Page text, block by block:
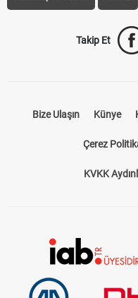
Trabzonspor Transfer Canlı İzle